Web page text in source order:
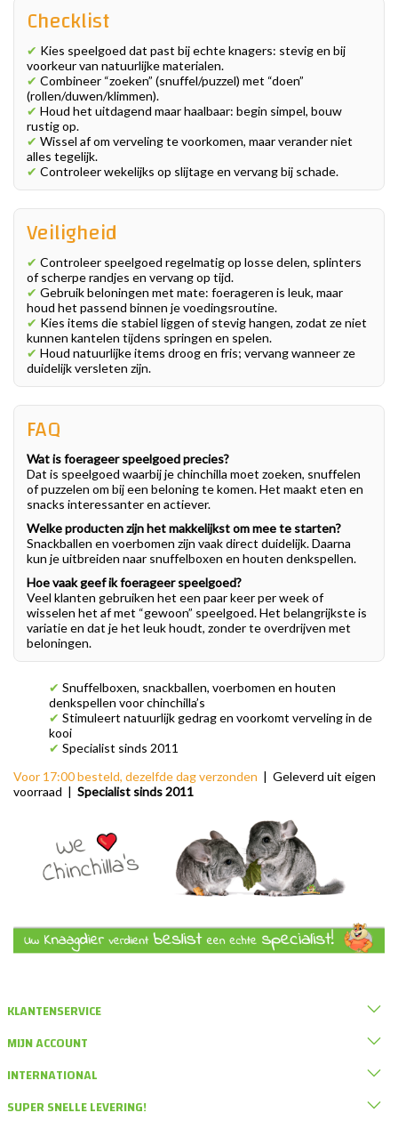
Checklist
✔ Kies speelgoed dat past bij echte knagers: stevig en bij
voorkeur van natuurlijke materialen.
✔ Combineer “zoeken” (snuffel/puzzel) met “doen”
(rollen/duwen/klimmen).
✔ Houd het uitdagend maar haalbaar: begin simpel, bouw
rustig op.
✔ Wissel af om verveling te voorkomen, maar verander niet
alles tegelijk.
✔ Controleer wekelijks op slijtage en vervang bij schade.
Veiligheid
✔ Controleer speelgoed regelmatig op losse delen, splinters
of scherpe randjes en vervang op tijd.
✔ Gebruik beloningen met mate: foerageren is leuk, maar
houd het passend binnen je voedingsroutine.
✔ Kies items die stabiel liggen of stevig hangen, zodat ze niet
kunnen kantelen tijdens springen en spelen.
✔ Houd natuurlijke items droog en fris; vervang wanneer ze
duidelijk versleten zijn.
FAQ
Wat is foerageer speelgoed precies?
Dat is speelgoed waarbij je chinchilla moet zoeken, snuffelen
of puzzelen om bij een beloning te komen. Het maakt eten en
snacks interessanter en actiever.
Welke producten zijn het makkelijkst om mee te starten?
Snackballen en voerbomen zijn vaak direct duidelijk. Daarna
kun je uitbreiden naar snuffelboxen en houten denkspellen.
Hoe vaak geef ik foerageer speelgoed?
Veel klanten gebruiken het een paar keer per week of
wisselen het af met “gewoon” speelgoed. Het belangrijkste is
variatie en dat je het leuk houdt, zonder te overdrijven met
beloningen.
✔ Snuffelboxen, snackballen, voerbomen en houten
denkspellen voor chinchilla’s
✔ Stimuleert natuurlijk gedrag en voorkomt verveling in de
kooi
✔ Specialist sinds 2011
Voor 17:00 besteld, dezelfde dag verzonden | Geleverd uit eigen
voorraad | Specialist sinds 2011
KLANTENSERVICE
MIJN ACCOUNT
INTERNATIONAL
SUPER SNELLE LEVERING!